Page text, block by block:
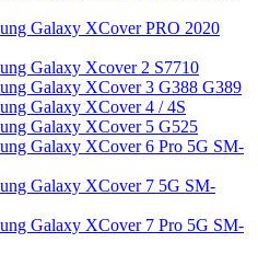
Galaxy XCover PRO 2020
Galaxy Xcover 2 S7710
Galaxy XCover 3 G388 G389
Galaxy XCover 4 / 4S
Galaxy XCover 5 G525
Galaxy XCover 6 Pro 5G SM-
Galaxy XCover 7 5G SM-
Galaxy XCover 7 Pro 5G SM-